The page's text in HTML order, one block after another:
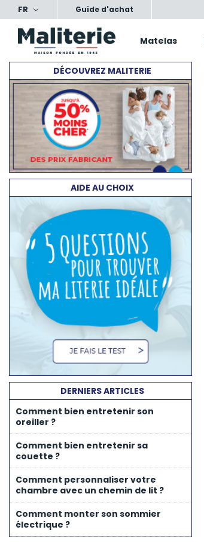
FR Guide d'achat
nos conseils, votre confort
Matelas
DÉCOUVREZ MALITERIE
AIDE AU CHOIX
DERNIERS ARTICLES
Comment bien entretenir son
oreiller ?
Comment bien entretenir sa
couette ?
Comment personnaliser votre
chambre avec un chemin de lit ?
Comment monter son sommier
électrique ?